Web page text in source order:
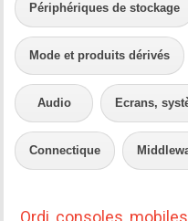
Périphériques de stockage
Mode et produits dérivés
Audio Ecrans,
Connectique